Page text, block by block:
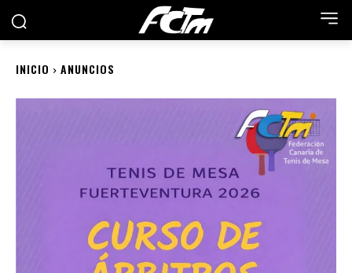
INICIO ANUNCIOS